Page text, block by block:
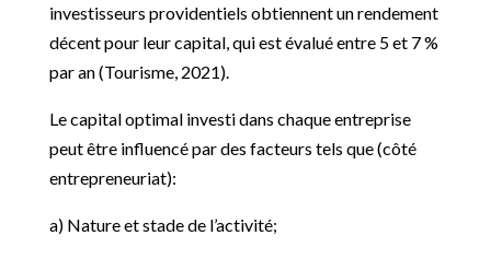
investisseurs providentiels obtiennent un rendement
décent pour leur capital, qui est évalué entre 5 et 7 %
par an (Tourisme, 2021).
Le capital optimal investi dans chaque entreprise
peut être influencé par des facteurs tels que (côté
entrepreneuriat):
a) Nature et stade de l’activité;